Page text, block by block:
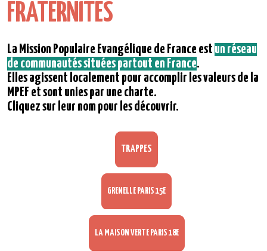
FRATERNITÉS
La Mission Populaire Évangélique de France est un réseau
de communautés situées partout en France.
Elles agissent localement pour accomplir les valeurs de la
MPEF et sont unies par une charte.
Cliquez sur leur nom pour les découvrir.
TRAPPES
GRENELLE PARIS 15E
LA MAISON VERTE PARIS 18E